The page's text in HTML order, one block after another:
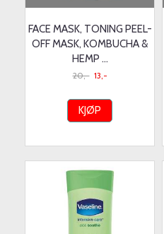
FACE MASK, TONING PEEL-
OFF MASK, KOMBUCHA &
HEMP ...
20,- 13,-
KJØP